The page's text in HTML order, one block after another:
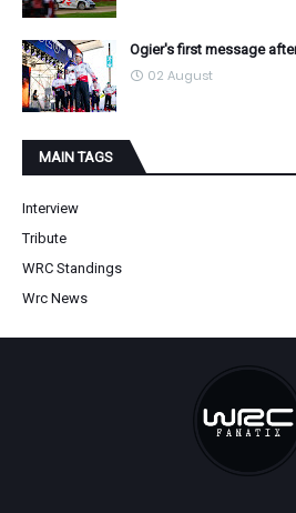
Ogier's first message
02 August
MAIN TAGS
Interview
Tribute
WRC Standings
Wrc News